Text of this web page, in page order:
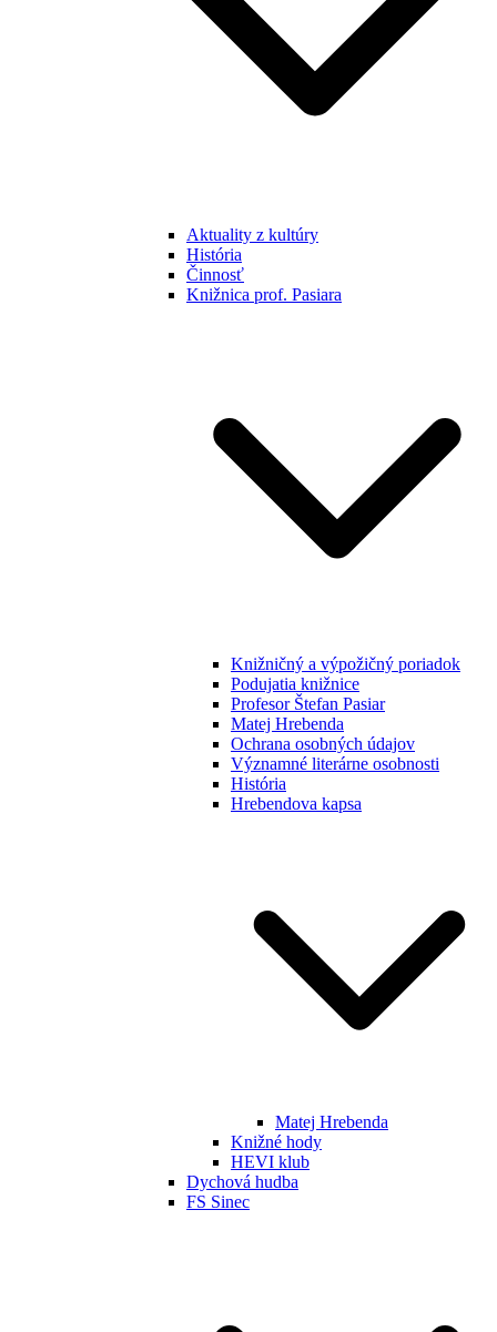
Aktuality z kultúry
História
Činnosť
Knižnica prof. Pasiara
Knižničný a výpožičný poriadok
Podujatia knižnice
Profesor Štefan Pasiar
Matej Hrebenda
Ochrana osobných údajov
Významné literárne osobnosti
História
Hrebendova kapsa
Matej Hrebenda
Knižné hody
HEVI klub
Dychová hudba
FS Sinec